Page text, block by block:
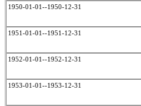
1950-01-01--1950-12-31
1951-01-01--1951-12-31
1952-01-01--1952-12-31
1953-01-01--1953-12-31